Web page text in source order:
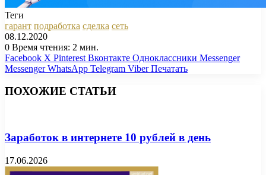
Теги
гарант подработка сделка сеть
08.12.2020
0 Время чтения: 2 мин.
Facebook X Pinterest Вконтакте Одноклассники Messenger
Messenger WhatsApp Telegram Viber Печатать
ПОХОЖИЕ СТАТЬИ
Заработок в интернете 10 рублей в день
17.06.2026